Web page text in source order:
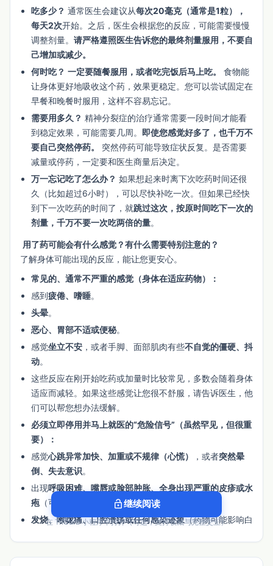
吃多少？ 通常医生会建议从每次20毫克（通常是1粒），
每天2次开始。之后，医生会根据您的反应，可能需要慢慢
调整剂量。 请严格遵照医生告诉您的最终剂量服用，不要自
己增加或减少。
何时吃？ 一定要随餐服用，或者吃完饭后马上吃。
食物能
让身体更好地吸收这个药，效果更稳定。您可以尝试固定在
早餐和晚餐时服用，这样不容易忘记。
需要用多久？ 精神分裂症的治疗通常需要一段时间才能看
到稳定效果，可能需要几周。 即使您感觉好多了，也千万不
要自己突然停药。
突然停药可能导致症状反复。是否需要
减量或停药，一定要和医生商量后决定。
万一忘记吃了怎么办？ 如果想起来时离下次吃药时间还很
久（比如超过6小时），可以尽快补吃一次。但如果已经快
到下一次吃药的时间了，就跳过这次，按原时间吃下一次的
剂量，千万不要一次吃两倍的量。
用了药可能会有什么感觉？有什么需要特别注意的？
了解身体可能出现的反应，能让您更安心。
常见的、通常不严重的感觉（身体在适应药物）：
感到疲倦、嗜睡。
头晕。
恶心、胃部不适或便秘。
感觉坐立不安 ，或者手脚、面部肌肉有些不自觉的僵硬、抖
动。
这些反应在刚开始吃药或加量时比较常见，多数会随着身体
适应而减轻。如果这些感觉让您很不舒服，请告诉医生，他
们可以帮您想办法缓解。
必须立即停用并马上就医的“危险信号”（虽然罕见，但很重
要）：
感觉心跳异常加快、加重或不规律（心慌） ，或者突然晕
倒、失去意识。
出现呼吸困难、嘴唇或脸部肿胀、全身出现严重的皮疹或水
疱 （可能是严重过敏）。
发烧、喉咙痛、口腔溃疡或任何感染迹象（药物可能影响白
lock_open继续阅读
在 TriCura 小程序中打开（可选，支持收藏与完整交互）